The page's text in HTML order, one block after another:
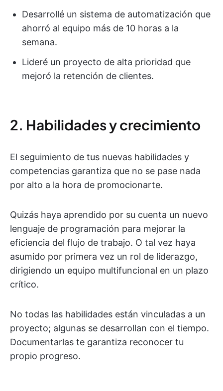
Desarrollé un sistema de automatización que
ahorró al equipo más de 10 horas a la
semana.
Lideré un proyecto de alta prioridad que
mejoró la retención de clientes.
2. Habilidades y crecimiento
El seguimiento de tus nuevas habilidades y
competencias garantiza que no se pase nada
por alto a la hora de promocionarte.
Quizás haya aprendido por su cuenta un nuevo
lenguaje de programación para mejorar la
eficiencia del flujo de trabajo. O tal vez haya
asumido por primera vez un rol de liderazgo,
dirigiendo un equipo multifuncional en un plazo
crítico.
No todas las habilidades están vinculadas a un
proyecto; algunas se desarrollan con el tiempo.
Documentarlas te garantiza reconocer tu
propio progreso.